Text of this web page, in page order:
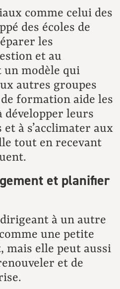
comme celui des
des écoles de
les
et au
modèle qui
autres groupes
formation aide les
leurs
à s’acclimater aux
tout en recevant
et planifier
à un autre
une petite
mais elle peut aussi
et de